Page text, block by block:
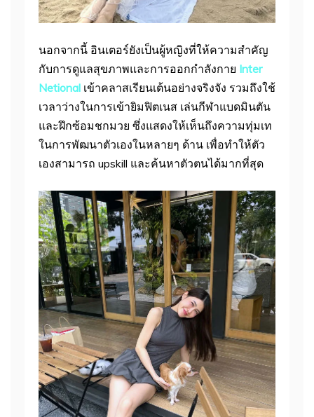
นอกจากนี้ อินเตอร์ยังเป็นผู้หญิงที่ให้ความสำคัญ
กับการดูแลสุขภาพและการออกกำลังกาย Inter
Netional เข้าคลาสเรียนเต้นอย่างจริงจัง รวมถึงใช้
เวลาว่างในการเข้ายิมฟิตเนส เล่นกีฬาแบดมินตัน
และฝึกซ้อมชกมวย ซึ่งแสดงให้เห็นถึงความทุ่มเท
ในการพัฒนาตัวเองในหลายๆ ด้าน เพื่อทำให้ตัว
เองสามารถ upskill และค้นหาตัวตนได้มากที่สุด